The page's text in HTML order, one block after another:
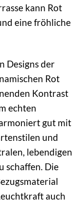
kann Rot
eine fröhliche
Designs der
Rot
Kontrast
echten
gut mit
und
lebendigen
schaffen. Die
auch